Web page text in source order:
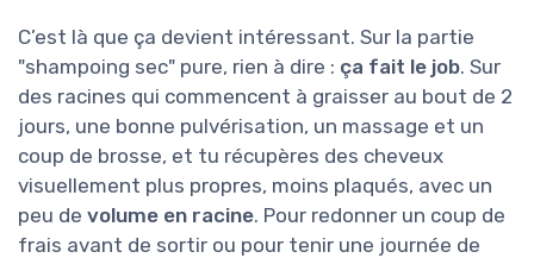
C’est là que ça devient intéressant. Sur la partie
"shampoing sec" pure, rien à dire : ça fait le job. Sur
des racines qui commencent à graisser au bout de 2
jours, une bonne pulvérisation, un massage et un
coup de brosse, et tu récupères des cheveux
visuellement plus propres, moins plaqués, avec un
peu de volume en racine. Pour redonner un coup de
frais avant de sortir ou pour tenir une journée de